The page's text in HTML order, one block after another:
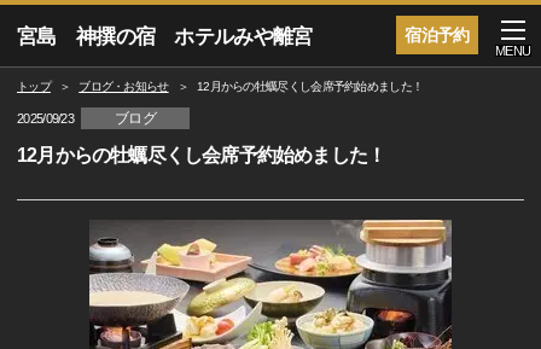
宿泊予約
宮島 神撰の宿 ホテルみや離宮
MENU
トップ ブログ・お知らせ 12月からの牡蠣尽くし会席予約始めました！
2025/09/23 ブログ
12月からの牡蠣尽くし会席予約始めました！